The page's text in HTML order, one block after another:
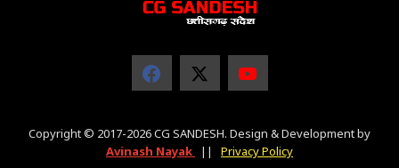
Copyright © 2017-2026 CG SANDESH. Design & Development by
Avinash Nayak
|| Privacy Policy